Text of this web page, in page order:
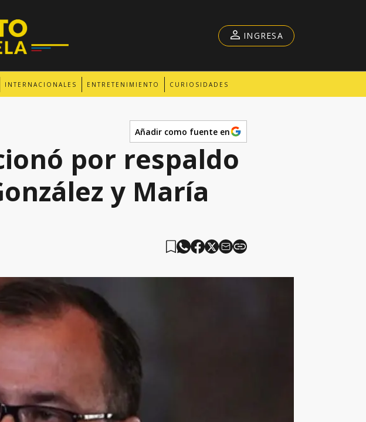
INTERNACIONALES ENTRETENIMIENTO CURIOSIDADES
INGRESA
Añadir como fuente en
por respaldo
y María